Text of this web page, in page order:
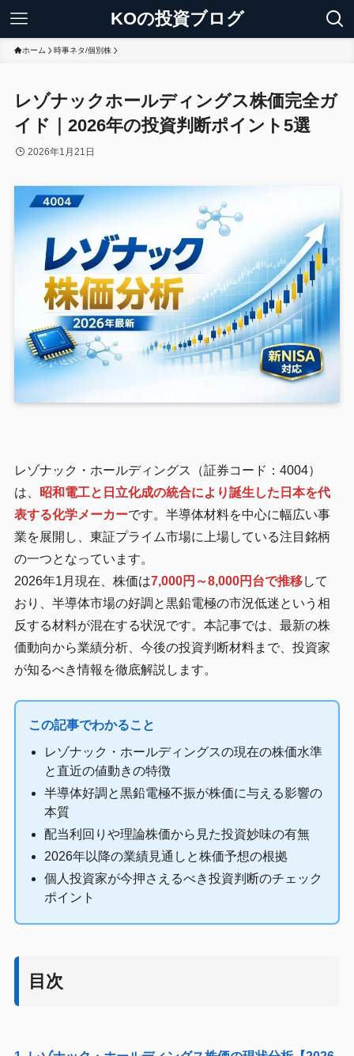
KOの投資ブログ
ホーム 時事ネタ/個別株
レゾナックホールディングス株価完全ガ
イド｜2026年の投資判断ポイント5選
2026年1月21日
レゾナック・ホールディングス（証券コード：4004）
は、
昭和電工と日立化成の統合により誕生した日本を代
表する化学メーカーです。半導体材料を中心に幅広い事
業を展開し、東証プライム市場に上場している注目銘柄
の一つとなっています。
2026年1月現在、株価は7,000円～8,000円台で推移して
おり、半導体市場の好調と黒鉛電極の市況低迷という相
反する材料が混在する状況です。本記事では、最新の株
価動向から業績分析、今後の投資判断材料まで、投資家
が知るべき情報を徹底解説します。
この記事でわかること
レゾナック・ホールディングスの現在の株価水準
と直近の値動きの特徴
半導体好調と黒鉛電極不振が株価に与える影響の
本質
配当利回りや理論株価から見た投資妙味の有無
2026年以降の業績見通しと株価予想の根拠
個人投資家が今押さえるべき投資判断のチェック
ポイント
目次